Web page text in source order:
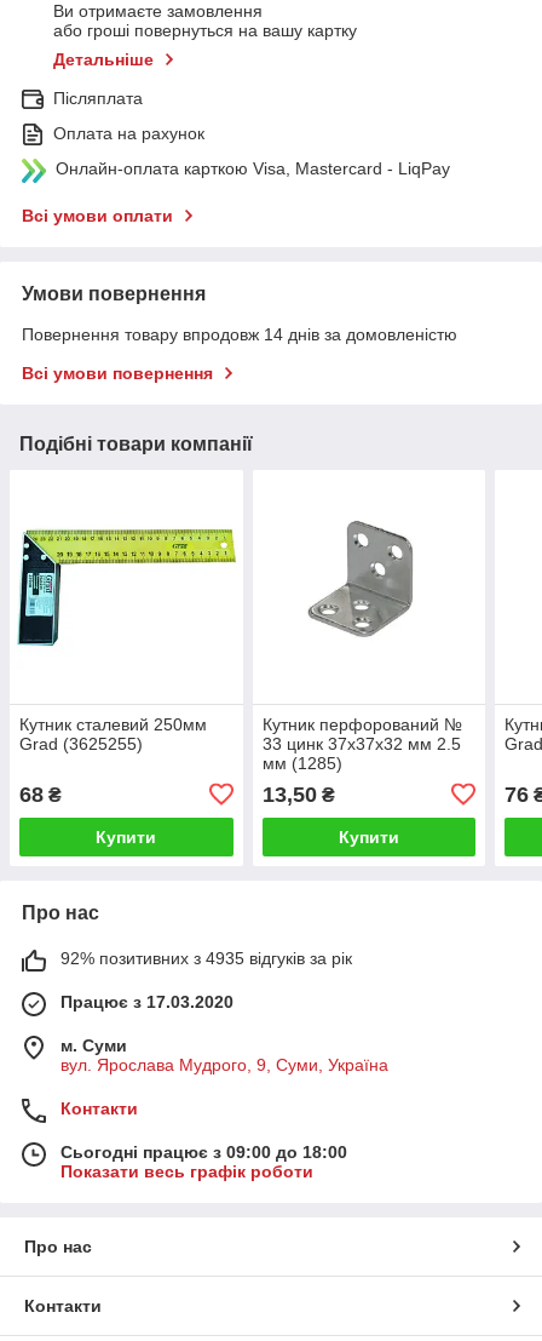
Ви отримаєте замовлення
або гроші повернуться на вашу картку
Детальніше
Післяплата
Оплата на рахунок
Онлайн-оплата карткою Visa, Mastercard - LiqPay
Всі умови оплати
Умови повернення
Повернення товару впродовж 14 днів за домовленістю
Всі умови повернення
Подібні товари компанії
Кутник сталевий 250мм
Grad (3625255)
68 ₴
Купити
Кутник перфорований №
33 цинк 37х37х32 мм 2.5
мм (1285)
13,50₴
Купити
76
Про нас
92% позитивних з 4935 відгуків за рік
Працює з 17.03.2020
м. Суми
вул. Ярослава Мудрого, 9, Суми, Україна
Контакти
Сьогодні працює з 09:00 до 18:00
Показати весь графік роботи
Про нас
Контакти